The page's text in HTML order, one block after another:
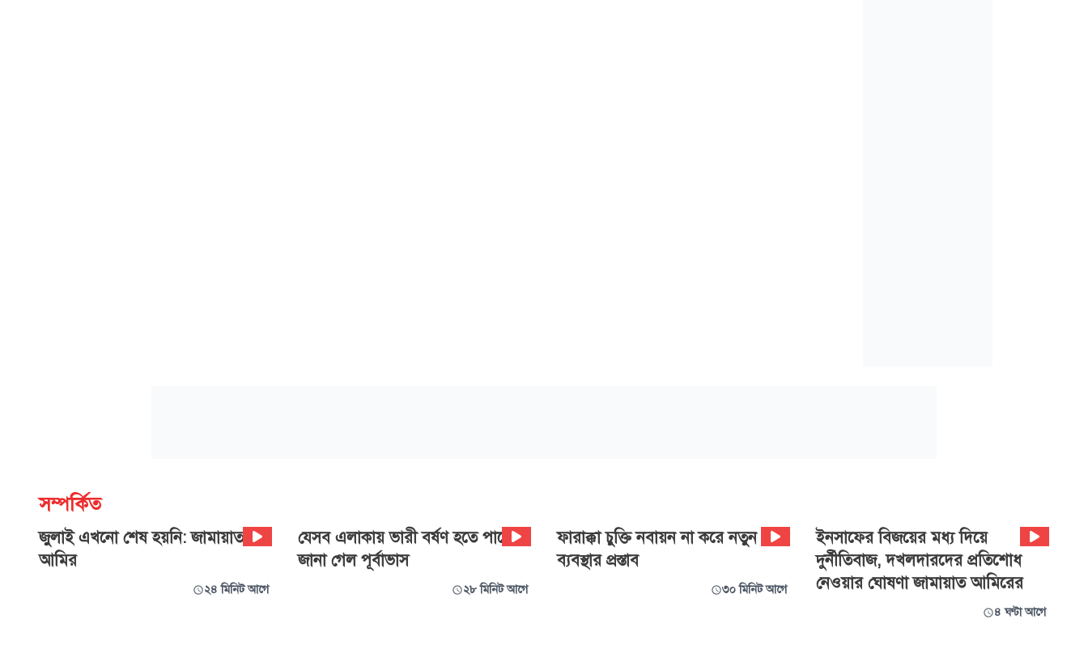
সম্পর্কিত
জুলাই এখনো শেষ হয়নি: জামায়াত
আমির
২৪ মিনিট আগে
যেসব এলাকায় ভারী বর্ষণ হতে পারে
জানা গেল পূর্বাভাস
২৮ মিনিট আগে
ফারাক্কা চুক্তি নবায়ন না করে নতুন পানি
ব্যবস্থার প্রস্তাব
৩০ মিনিট আগে
ইনসাফের বিজয়ের মধ্য দিয়ে
দুর্নীতিবাজ, দখলদারদের প্রতিশোধ
নেওয়ার ঘোষণা জামায়াত আমিরের
৪ ঘণ্টা আগে